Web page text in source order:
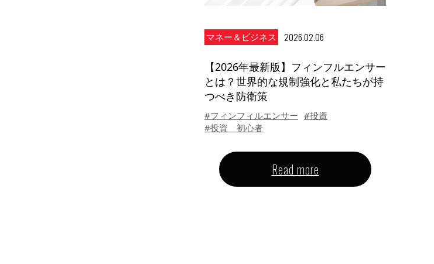
マネー＆ビジネス 2026.02.06
【2026年最新版】フィンフルエンサー
とは？世界的な規制強化と私たちが持
つべき防衛策
#フィンフィルエンサー #投資
#投資 初心者
Read more